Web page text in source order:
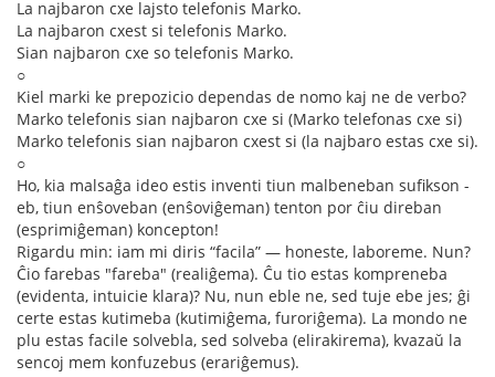
La najbaron cxe lajsto telefonis Marko.
La najbaron cxest si telefonis Marko.
Sian najbaron cxe so telefonis Marko.
○
Kiel marki ke prepozicio dependas de nomo kaj ne de verbo?
Marko telefonis sian najbaron cxe si (Marko telefonas cxe si)
Marko telefonis sian najbaron cxest si (la najbaro estas cxe si).
○
Ho, kia malsaĝa ideo estis inventi tiun malbeneban sufikson -
eb, tiun enŝoveban (enŝoviĝeman) tenton por ĉiu direban
(esprimiĝeman) koncepton!
Rigardu min: iam mi diris “facila” — honeste, laboreme. Nun?
Ĉio farebas "fareba" (realiĝema). Ĉu tio estas kompreneba
(evidenta, intuicie klara)? Nu, nun eble ne, sed tuje ebe jes; ĝi
certe estas kutimeba (kutimiĝema, furoriĝema). La mondo ne
plu estas facile solvebla, sed solveba (elirakirema), kvazaŭ la
sencoj mem konfuzebus (erariĝemus).